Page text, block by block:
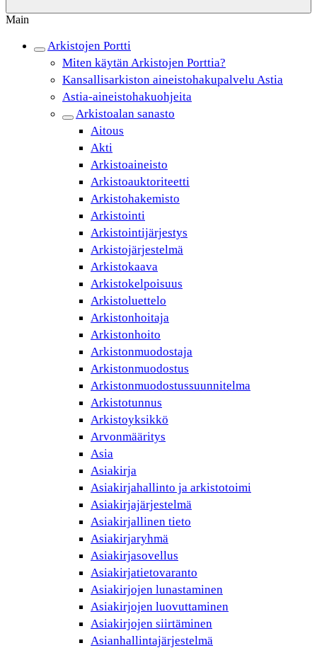
Main
Arkistojen Portti
Miten käytän Arkistojen Porttia?
Kansallisarkiston aineistohakupalvelu Astia
Astia-aineistohakuohjeita
Arkistoalan sanasto
Aitous
Akti
Arkistoaineisto
Arkistoauktoriteetti
Arkistohakemisto
Arkistointi
Arkistointijärjestys
Arkistojärjestelmä
Arkistokaava
Arkistokelpoisuus
Arkistoluettelo
Arkistonhoitaja
Arkistonhoito
Arkistonmuodostaja
Arkistonmuodostus
Arkistonmuodostussuunnitelma
Arkistotunnus
Arkistoyksikkö
Arvonmääritys
Asia
Asiakirja
Asiakirjahallinto ja arkistotoimi
Asiakirjajärjestelmä
Asiakirjallinen tieto
Asiakirjaryhmä
Asiakirjasovellus
Asiakirjatietovaranto
Asiakirjojen lunastaminen
Asiakirjojen luovuttaminen
Asiakirjojen siirtäminen
Asianhallintajärjestelmä